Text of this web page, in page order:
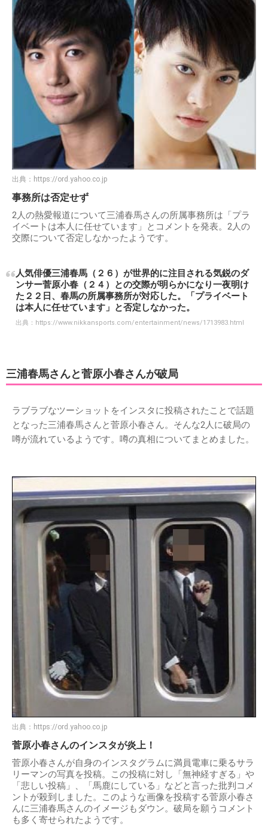
出典： https://ord.yahoo.co.jp
事務所は否定せず
2人の熱愛報道について三浦春馬さんの所属事務所は「プラ
イベートは本人に任せています」とコメントを発表。2人の
交際について否定しなかったようです。
人気俳優三浦春馬（２６）が世界的に注目される気鋭のダ
ンサー菅原小春（２４）との交際が明らかになり一夜明け
た２２日、春馬の所属事務所が対応した。「プライベート
は本人に任せています」と否定しなかった。
出典： https://www.nikkansports.com/entertainment/news/1713983.html
三浦春馬さんと菅原小春さんが破局
ラブラブなツーショットをインスタに投稿されたことで話題
となった三浦春馬さんと菅原小春さん。そんな2人に破局の
噂が流れているようです。噂の真相についてまとめました。
出典： https://ord.yahoo.co.jp
菅原小春さんのインスタが炎上！
菅原小春さんが自身のインスタグラムに満員電車に乗るサラ
リーマンの写真を投稿。この投稿に対し「無神経すぎる」や
「悲しい投稿」、「馬鹿にしている」などと言った批判コメ
ントが殺到しました。このような画像を投稿する菅原小春さ
んに三浦春馬さんのイメージもダウン。破局を願うコメント
も多く寄せられたようです。